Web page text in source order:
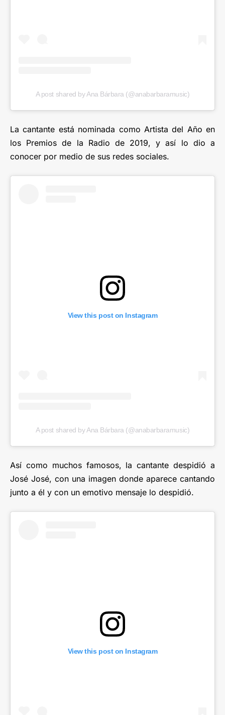
A post shared by Ana Bárbara (@anabarbaramusic)
La cantante está nominada como Artista del Año en
los Premios de la Radio de 2019, y así lo dio a
conocer por medio de sus redes sociales.
View this post on Instagram
A post shared by Ana Bárbara (@anabarbaramusic)
Así como muchos famosos, la cantante despidió a
José José, con una imagen donde aparece cantando
junto a él y con un emotivo mensaje lo despidió.
View this post on Instagram